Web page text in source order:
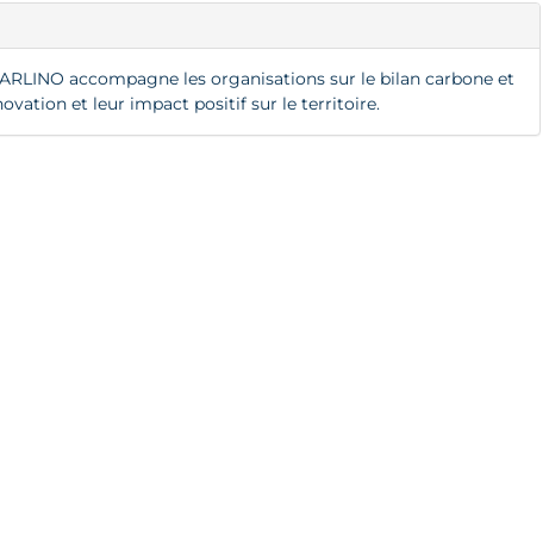
accompagne les organisations sur le bilan carbone et
et leur impact positif sur le territoire.